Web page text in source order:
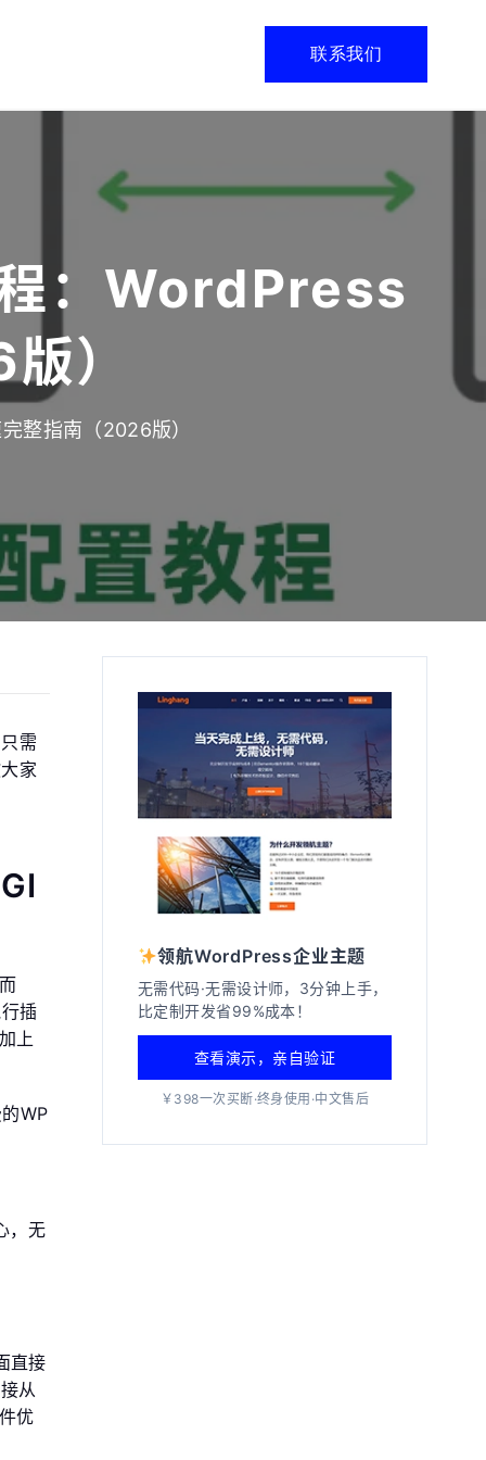
联系我们
：WordPress
）
整指南（2026版）
需
家
插
上
WP
，无
直接
从
优
领航WordPress企业主题
无需代码·无需设计师，3分钟上手，
比定制开发省99%成本！
查看演示，亲自验证
￥398一次买断·终身使用·中文售后